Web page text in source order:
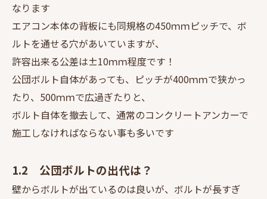
なります
エアコン本体の背板にも同規格の450ｍｍピッチで、ボ
ルトを通せる穴があいていますが、
許容出来る公差は±10ｍｍ程度です！
公団ボルト自体があっても、ピッチが400ｍｍで狭かっ
たり、500ｍｍで広過ぎたりと、
ボルト自体を撤去して、通常のコンクリートアンカーで
施工しなければならない事も多いです
1.2 公団ボルトの出代は？
壁からボルトが出ているのは良いが、ボルトが長すぎ